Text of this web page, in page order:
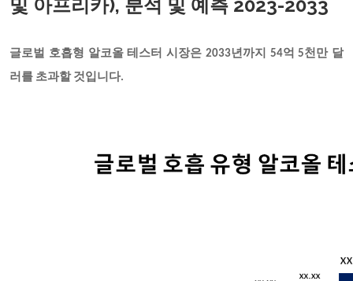
및 아프리카), 분석 및 예측 2023-2033
글로벌 호흡형 알코올 테스터 시장은 2033년까지 54억 5천만 달
러를 초과할 것입니다.